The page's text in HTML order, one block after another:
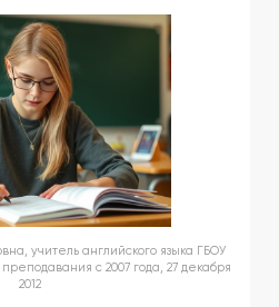
учитель английского языка ГБОУ
с 2007 года, 27 декабря
2012